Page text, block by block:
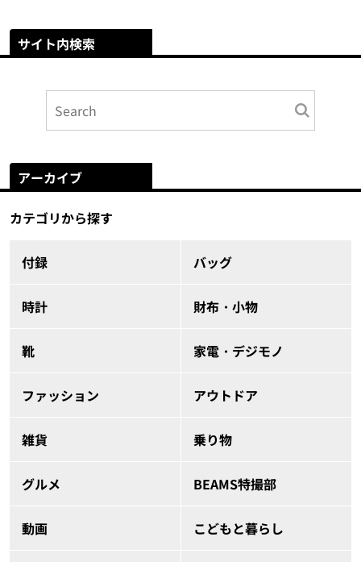
サイト内検索
アーカイブ
カテゴリから探す
付録 バッグ
時計 財布・小物
靴 家電・デジモノ
ファッション アウトドア
雑貨 乗り物
グルメ BEAMS特撮部
動画 こどもと暮らし